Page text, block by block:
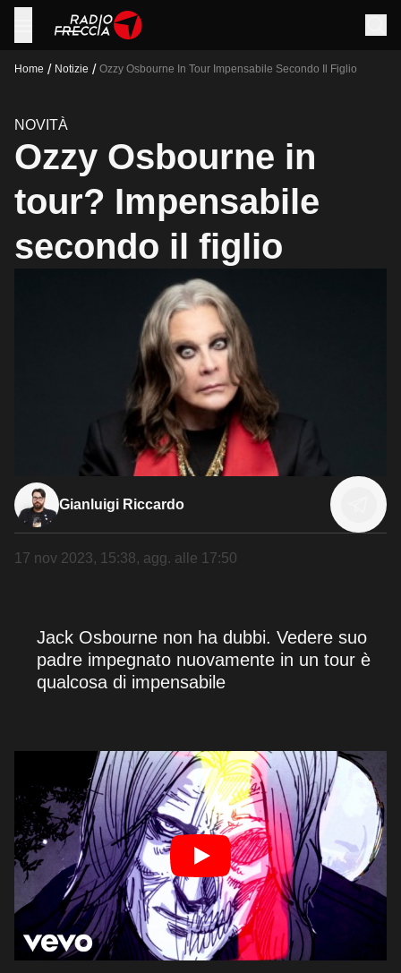
Home / Notizie / Ozzy Osbourne In Tour Impensabile Secondo Il Figlio
NOVITÀ
Ozzy Osbourne in
tour? Impensabile
secondo il figlio
Gianluigi Riccardo
17 nov 2023, 15:38, agg. alle 17:50
Jack Osbourne non ha dubbi. Vedere suo
padre impegnato nuovamente in un tour è
qualcosa di impensabile